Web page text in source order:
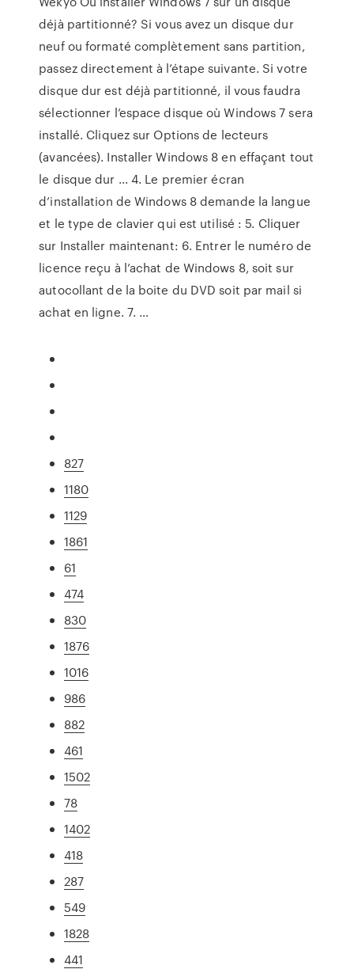
déjà partitionné? Si vous avez un disque dur
neuf ou formaté complètement sans partition,
passez directement à l’étape suivante. Si votre
disque dur est déjà partitionné, il vous faudra
sélectionner l’espace disque où Windows 7 sera
installé. Cliquez sur Options de lecteurs
(avancées). Installer Windows 8 en effaçant tout
le disque dur ... 4. Le premier écran
d’installation de Windows 8 demande la langue
et le type de clavier qui est utilisé : 5. Cliquer
sur Installer maintenant: 6. Entrer le numéro de
licence reçu à l’achat de Windows 8, soit sur
autocollant de la boite du DVD soit par mail si
achat en ligne. 7. …
827
1180
1129
1861
61
474
830
1876
1016
986
882
461
1502
78
1402
418
287
549
1828
441